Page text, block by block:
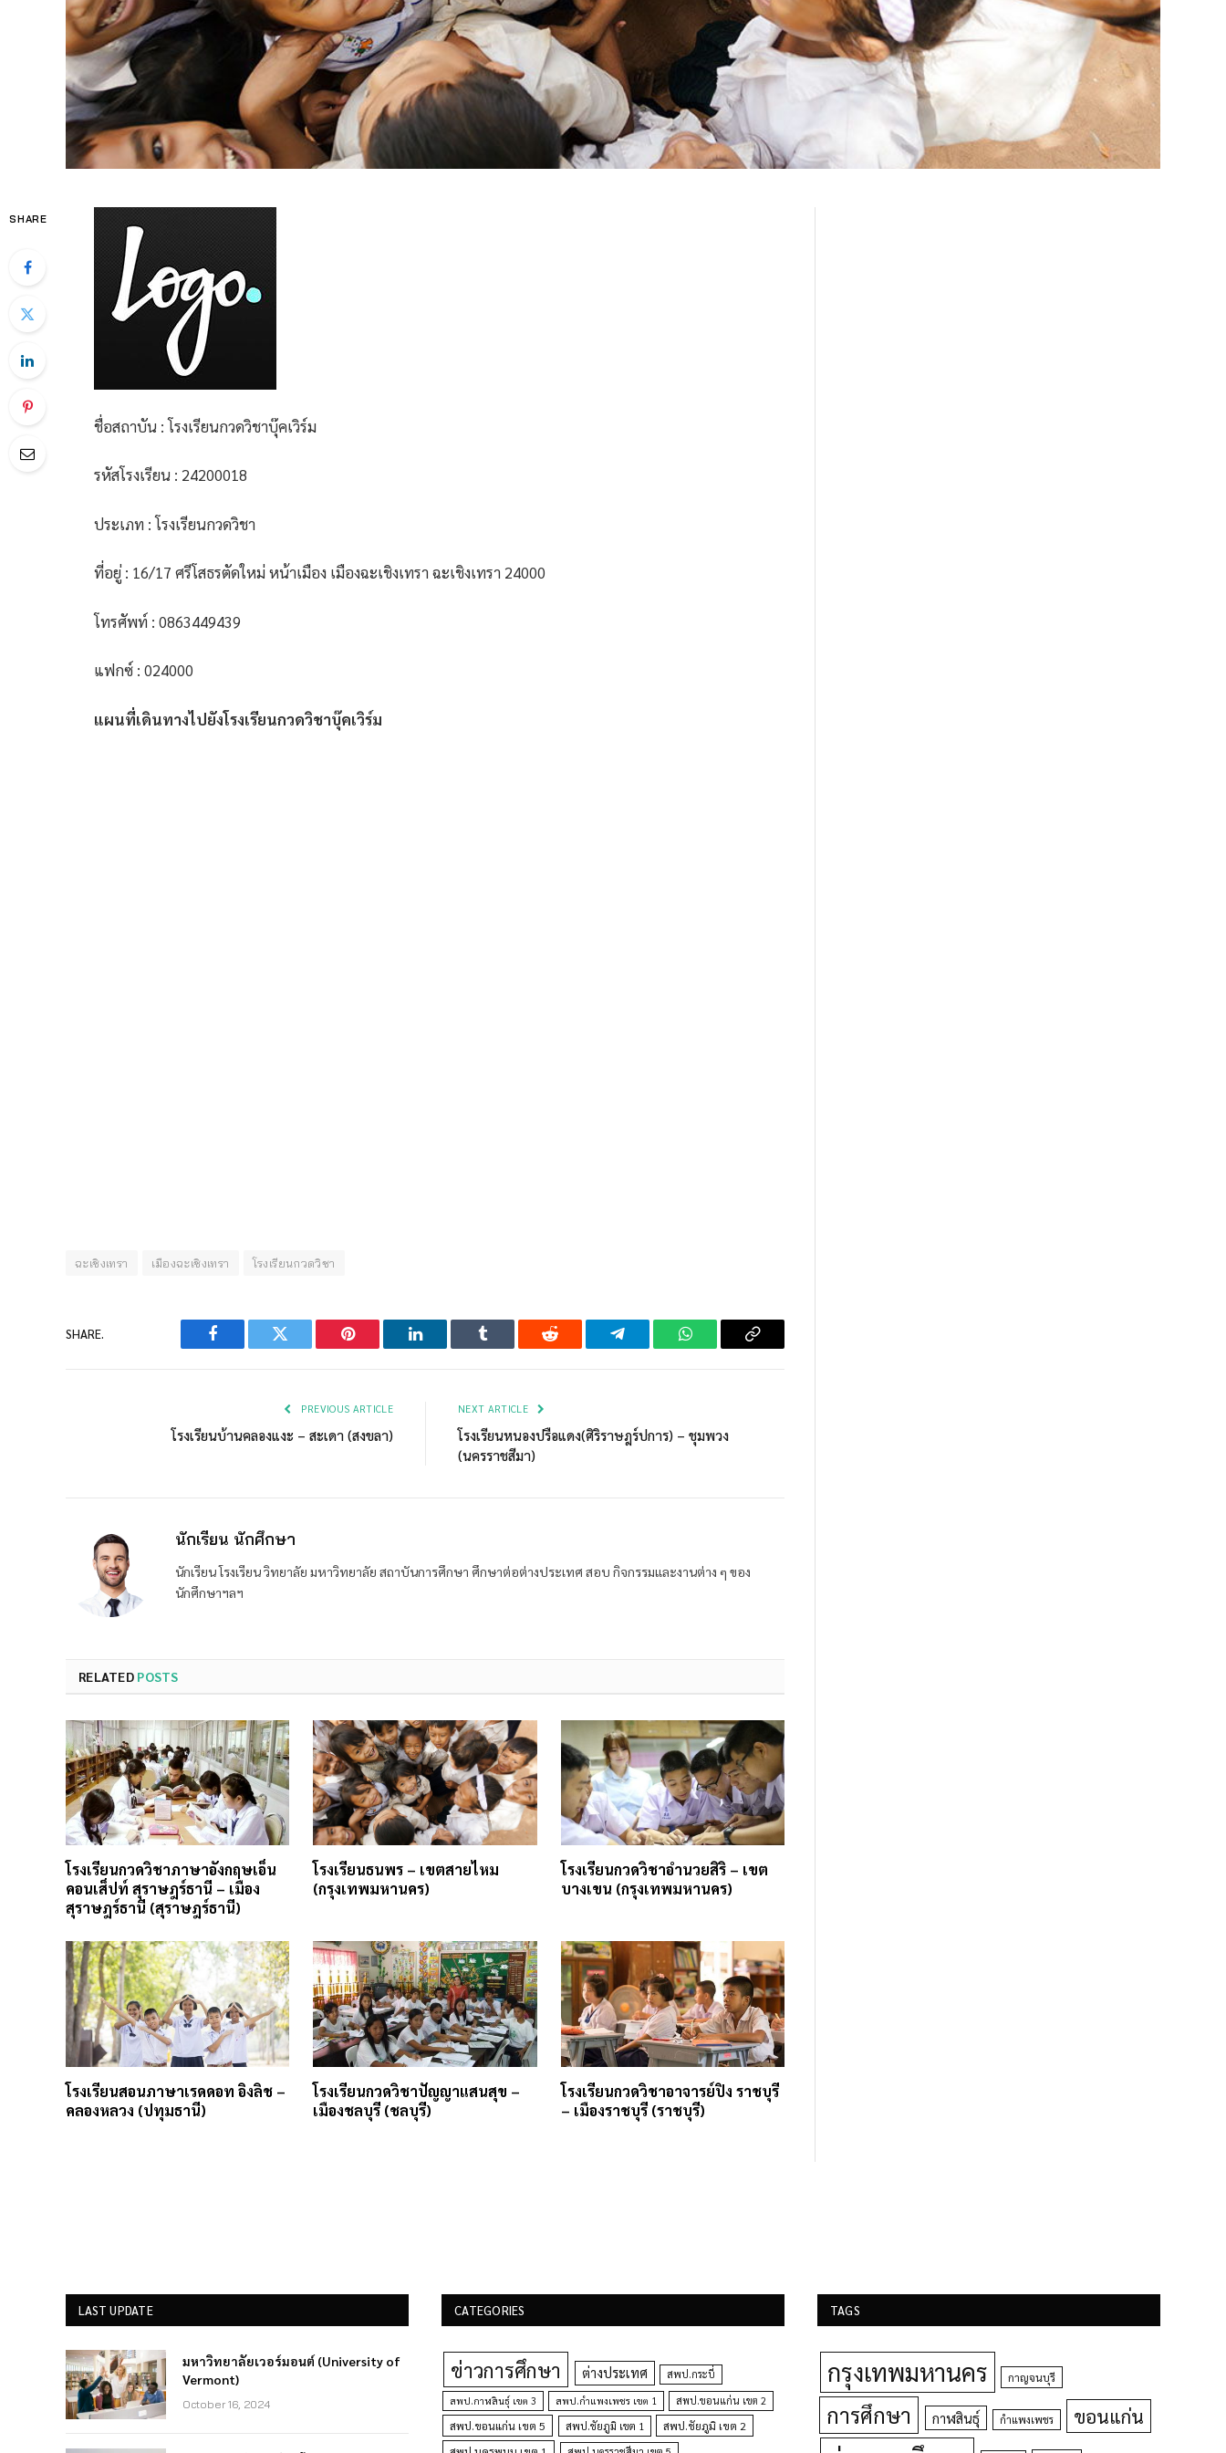
SHARE
ชื่อสถาบัน : โรงเรียนกวดวิชาบุ๊คเวิร์ม
รหัสโรงเรียน : 24200018
ประเภท : โรงเรียนกวดวิชา
ที่อยู่ : 16/17 ศรีโสธรตัดใหม่ หน้าเมือง เมืองฉะเชิงเทรา ฉะเชิงเทรา 24000
โทรศัพท์ : 0863449439
แฟกซ์ : 024000
แผนที่เดินทางไปยังโรงเรียนกวดวิชาบุ๊คเวิร์ม
ฉะเชิงเทรา เมืองฉะเชิงเทรา โรงเรียนกวดวิชา
SHARE.
Facebook Twitter Pinterest LinkedIn Tumblr Reddit Telegram WhatsAppCopy
PREVIOUS ARTICLE
โรงเรียนบ้านคลองแงะ – สะเดา (สงขลา)
NEXT ARTICLE
โรงเรียนหนองปรือแดง(ศิริราษฎร์ปการ) – ชุมพวง
(นครราชสีมา)
นักเรียน นักศึกษา
นักเรียน โรงเรียน วิทยาลัย มหาวิทยาลัย สถาบันการศึกษา ศึกษาต่อต่างประเทศ สอบ กิจกรรมและงานต่าง ๆ ของ
นักศึกษาฯลฯ
RELATED POSTS
โรงเรียนกวดวิชาภาษาอังกฤษเอ็น
คอนเส็ปท์ สุราษฎร์ธานี – เมือง
สุราษฎร์ธานี (สุราษฎร์ธานี)
โรงเรียนธนพร – เขตสายไหม
(กรุงเทพมหานคร)
โรงเรียนกวดวิชาอำนวยสิริ – เขต
บางเขน (กรุงเทพมหานคร)
โรงเรียนสอนภาษาเรดดอท อิงลิช –
คลองหลวง (ปทุมธานี)
โรงเรียนกวดวิชาปัญญาแสนสุข –
เมืองชลบุรี (ชลบุรี)
โรงเรียนกวดวิชาอาจารย์ปิง ราชบุรี
– เมืองราชบุรี (ราชบุรี)
LAST UPDATE
มหาวิทยาลัยเวอร์มอนต์ (University of
Vermont)
October 16, 2024
CATEGORIES
ข่าวการศึกษา ต่างประเทศ สพป.กระบี่
สพป.กาฬสินธุ์ เขต 3 สพป.กำแพงเพชร เขต 1 สพป.ขอนแก่น เขต 2
สพป.ขอนแก่น เขต 5 สพป.ชัยภูมิ เขต 1
สพป.ชัยภูมิ เขต 2
TAGS
กรุงเทพมหานคร กาญจนบุรี
การศึกษา กาฬสินธุ์ กำแพงเพชร ขอนแก่น